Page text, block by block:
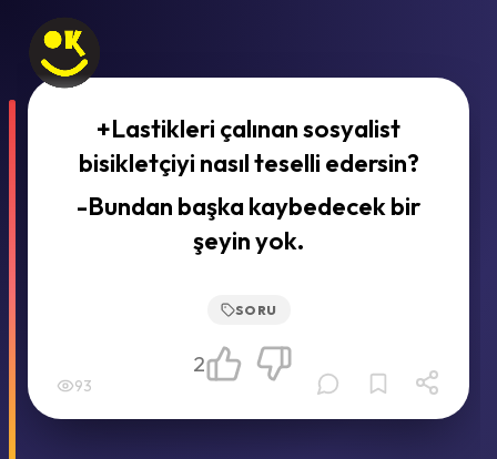
+Lastikleri çalınan sosyalist
bisikletçiyi nasıl teselli edersin?
-Bundan başka kaybedecek bir
şeyin yok.
SORU
93
2